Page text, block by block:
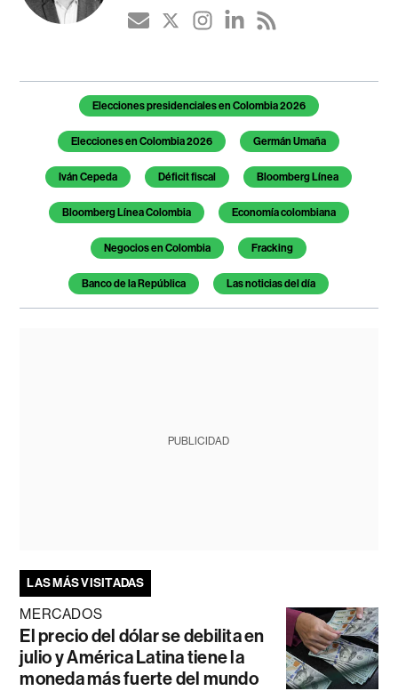
Temas de este artículo
Elecciones presidenciales en Colombia 2026
Elecciones en Colombia 2026 Germán Umaña
Iván Cepeda Déficit fiscal Bloomberg Línea
Bloomberg Línea Colombia Economía colombiana
Negocios en Colombia Fracking
Banco de la República Las noticias del día
PUBLICIDAD
LAS MÁS VISITADAS
MERCADOS
El precio del dólar se debilita en
julio y América Latina tiene la
moneda más fuerte del mundo